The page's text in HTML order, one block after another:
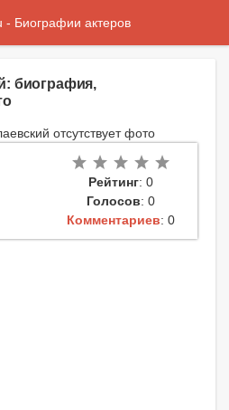
биография,
Рейтинг: 0
Голосов: 0
Комментариев: 0